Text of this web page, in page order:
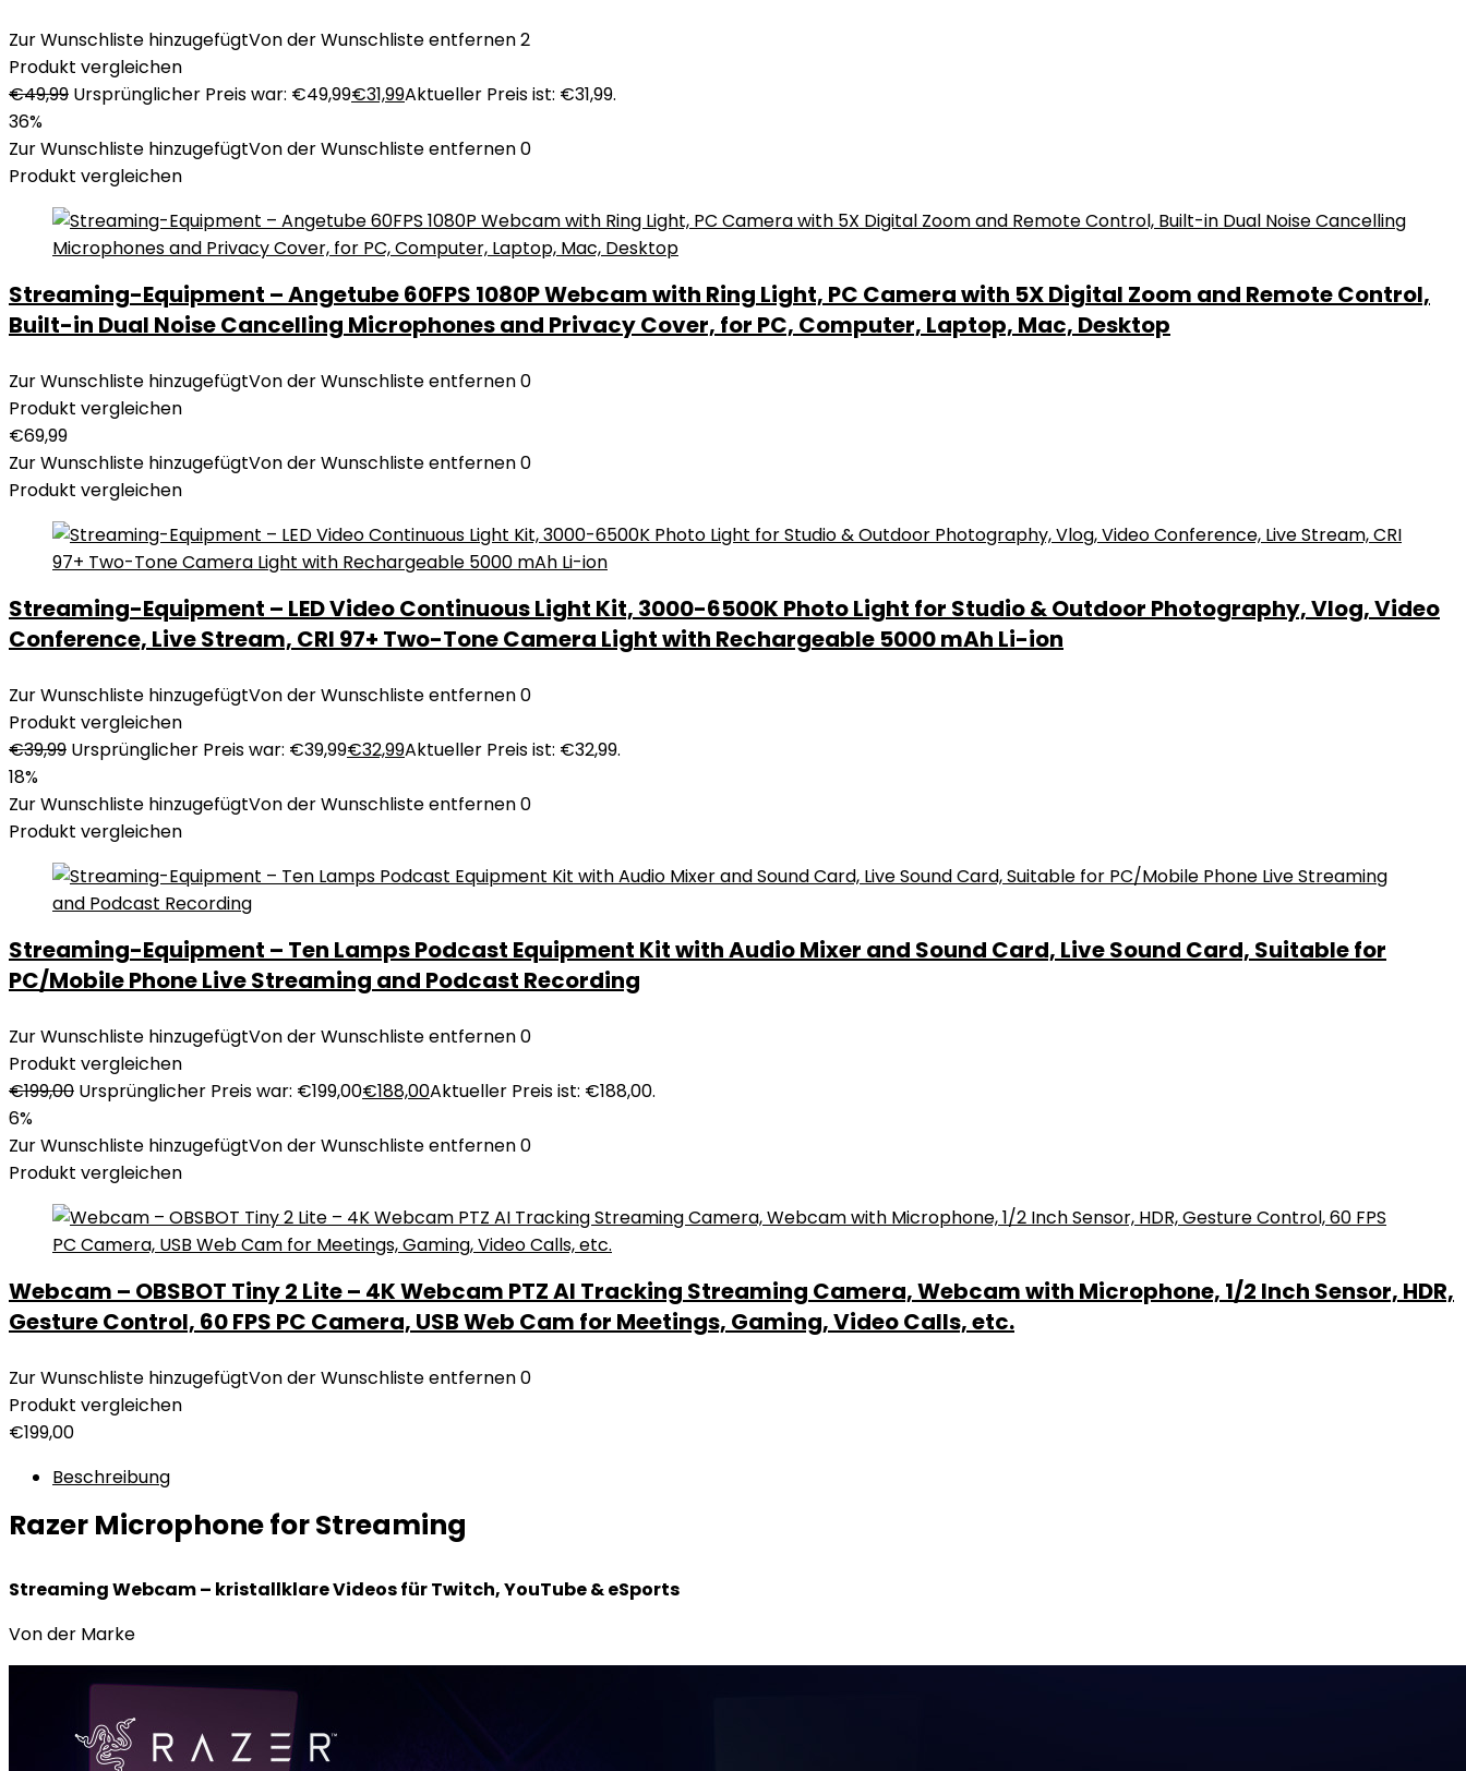
Zur Wunschliste hinzugefügtVon der Wunschliste entfernen2
Produkt vergleichen
€49,99 Ursprünglicher Preis war: €49,99€31,99Aktueller Preis ist: €31,99.
36%
Zur Wunschliste hinzugefügtVon der Wunschliste entfernen0
Produkt vergleichen
Streaming-Equipment – Angetube 60FPS 1080P Webcam with Ring Light, PC Camera with 5X Digital Zoom and Remote Control,
Built-in Dual Noise Cancelling Microphones and Privacy Cover, for PC, Computer, Laptop, Mac, Desktop
Zur Wunschliste hinzugefügtVon der Wunschliste entfernen0
Produkt vergleichen
€69,99
Zur Wunschliste hinzugefügtVon der Wunschliste entfernen0
Produkt vergleichen
Streaming-Equipment – LED Video Continuous Light Kit, 3000-6500K Photo Light for Studio & Outdoor Photography, Vlog, Video
Conference, Live Stream, CRI 97+ Two-Tone Camera Light with Rechargeable 5000 mAh Li-ion
Zur Wunschliste hinzugefügtVon der Wunschliste entfernen0
Produkt vergleichen
€39,99 Ursprünglicher Preis war: €39,99€32,99Aktueller Preis ist: €32,99.
18%
Zur Wunschliste hinzugefügtVon der Wunschliste entfernen0
Produkt vergleichen
Streaming-Equipment – Ten Lamps Podcast Equipment Kit with Audio Mixer and Sound Card, Live Sound Card, Suitable for
PC/Mobile Phone Live Streaming and Podcast Recording
Zur Wunschliste hinzugefügtVon der Wunschliste entfernen0
Produkt vergleichen
€199,00 Ursprünglicher Preis war: €199,00€188,00Aktueller Preis ist: €188,00.
6%
Zur Wunschliste hinzugefügtVon der Wunschliste entfernen0
Produkt vergleichen
Webcam – OBSBOT Tiny 2 Lite – 4K Webcam PTZ AI Tracking Streaming Camera, Webcam with Microphone, 1/2 Inch Sensor, HDR,
Gesture Control, 60 FPS PC Camera, USB Web Cam for Meetings, Gaming, Video Calls, etc.
Zur Wunschliste hinzugefügtVon der Wunschliste entfernen0
Produkt vergleichen
€199,00
Beschreibung
Razer Microphone for Streaming
Streaming Webcam – kristallklare Videos für Twitch, YouTube & eSports
Von der Marke